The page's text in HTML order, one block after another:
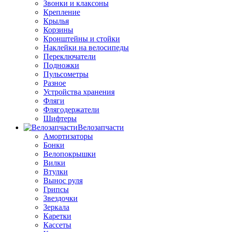
Звонки и клаксоны
Крепление
Крылья
Корзины
Кронштейны и стойки
Наклейки на велосипеды
Переключатели
Подножки
Пульсометры
Разное
Устройства хранения
Фляги
Флягодержатели
Шифтеры
Велозапчасти
Амортизаторы
Бонки
Велопокрышки
Вилки
Втулки
Вынос руля
Грипсы
Звездочки
Зеркала
Каретки
Кассеты